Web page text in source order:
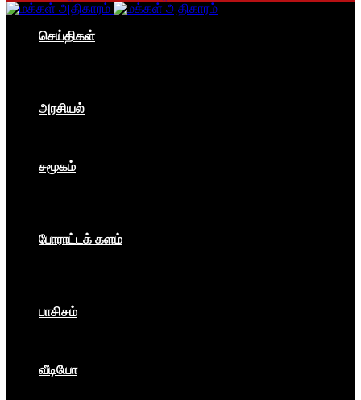
செய்திகள்
அரசியல்
சமூகம்
போராட்டக் களம்
பாசிசம்
வீடியோ